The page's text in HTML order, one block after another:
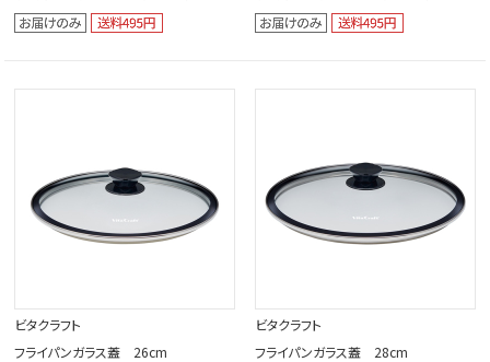
ビタクラフト
フライパンガラス蓋 26cm
ビタクラフト
フライパンガラス蓋 28cm